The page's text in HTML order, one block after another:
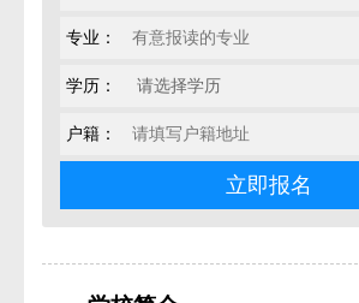
专业：
学历：
户籍：